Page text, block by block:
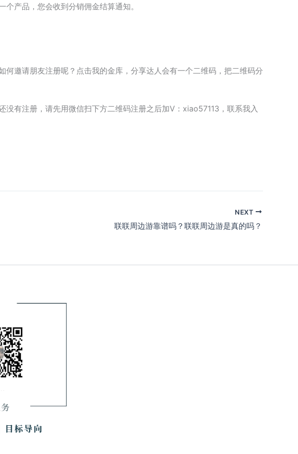
产品，您会收到分销佣金结算通知。
邀请朋友注册呢？点击我的金库，分享达人会有一个二维码，把二维码分
有注册，请先用微信扫下方二维码注册之后加V：xiao57113，联系我入
NEXT
联联周边游靠谱吗？联联周边游是真的吗？